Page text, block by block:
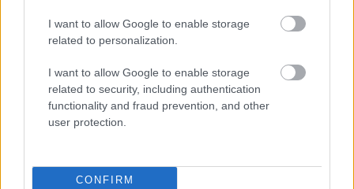
I want to allow Google to enable storage
related to personalization.
I want to allow Google to enable storage
related to security, including authentication
functionality and fraud prevention, and other
user protection.
CONFIRM
nagy megcsúszás, és ez időbe került.”
Ennyit jelentett a hiba
Chandhok szerint a megcsúszás nemcsak
tizedeket vitt el, hanem a gumihőmérsékletre is
kelleténél. AFerrari